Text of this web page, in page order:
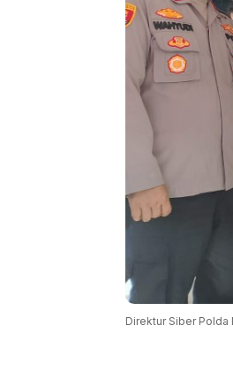
Direktur Siber